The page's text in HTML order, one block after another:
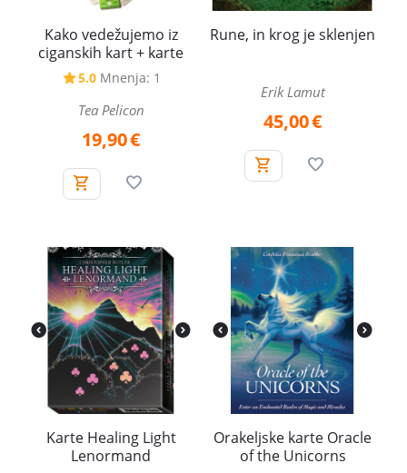
Kako vedežujemo iz
ciganskih kart + karte
5.0 Mnenja: 1
Tea Pelicon
19,90€
Rune, in krog je sklenjen
Erik Lamut
45,00€
Karte Healing Light
Lenormand
Orakeljske karte Oracle
of the Unicorns